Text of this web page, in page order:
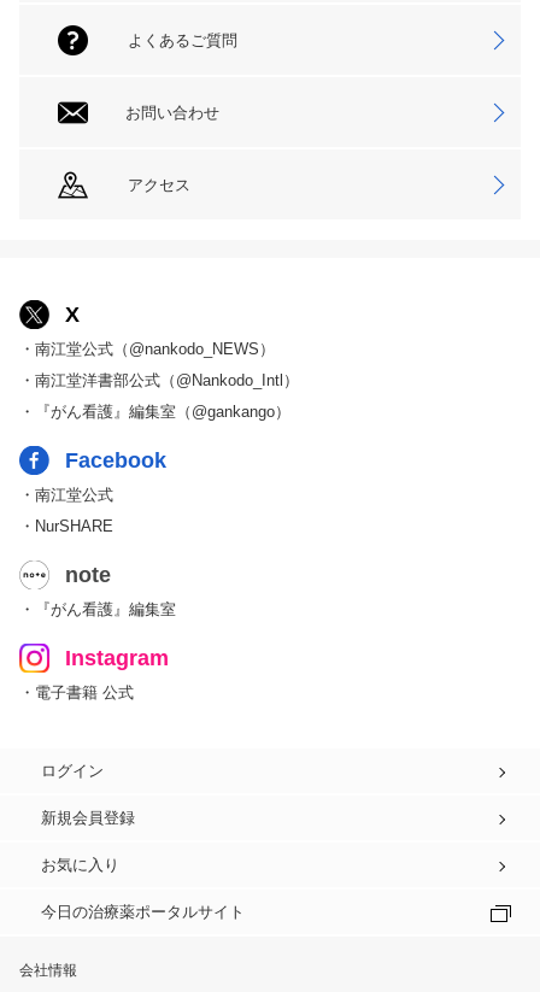
よくあるご質問
お問い合わせ
アクセス
X
・南江堂公式（@nankodo_NEWS）
・南江堂洋書部公式（@Nankodo_Intl）
・『がん看護』編集室（@gankango）
Facebook
・南江堂公式
・NurSHARE
note
・『がん看護』編集室
Instagram
・電子書籍 公式
ログイン
新規会員登録
お気に入り
今日の治療薬ポータルサイト
会社情報